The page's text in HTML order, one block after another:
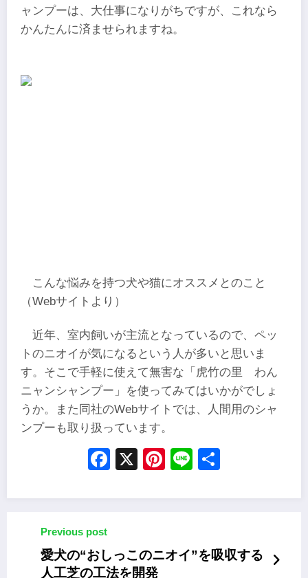
ャンプーは、大仕事になりがちですが、これなら
かんたんに済ませられますね。
こんな悩みを持つ犬や猫にオススメとのこと
（Webサイトより）
近年、室内飼いが主流となっているので、ペッ
トのニオイが気になるという人が多いと思いま
す。そこで手軽に使えて無害な「虎竹の里 わん
ニャンシャンプー」を使ってみてはいかがでしょ
うか。また同社のWebサイトでは、人間用のシャ
ンプーも取り扱っています。
Facebook
X Pinterest
Line
Previous post
愛犬の“おしっこのニオイ”を吸収する
人工芝の工法を開発